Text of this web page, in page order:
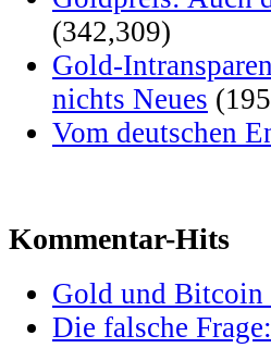
(342,309)
Gold-
nichts Neues
Vom deutschen
Kommentar-Hits
Gold und Bitcoin
Die falsche